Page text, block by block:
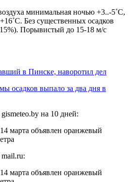
минимальная ночью +3..-5˚С,
Без существенных осадков
15%). Порывистый до 15-18 м/с
в Пинске, наворотил дел
осадков выпало за два дня в
на 10 дней: